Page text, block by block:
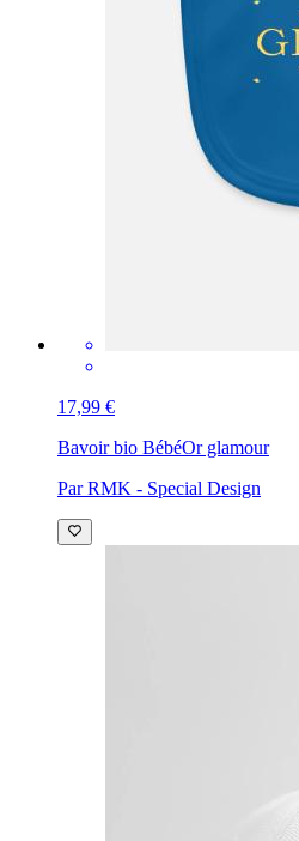
17,99 €
Bavoir bio BébéOr glamour
Par RMK - Special Design